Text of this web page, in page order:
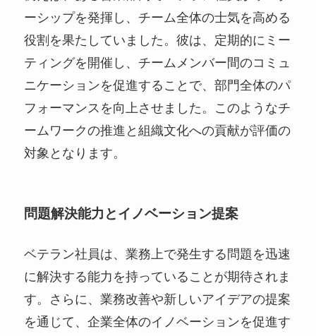
ーシップを発揮し、チーム全体の士気を高める
役割を果たしていました。彼は、定期的にミー
ティングを開催し、チームメンバー間のコミュ
ニケーションを促進することで、部門全体のパ
フォーマンスを向上させました。このようなチ
ームワークの推進と組織文化への貢献が評価の
対象となります。
問題解決能力とイノベーション提案
ベテラン社員は、業務上で発生する問題を迅速
に解決する能力を持っていることが期待されま
す。さらに、業務改善や新しいアイデアの提案
を通じて、企業全体のイノベーションを促進す